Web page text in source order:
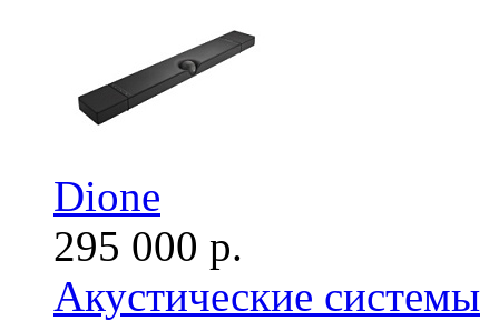
Dione
295 000 р.
Акустические системы